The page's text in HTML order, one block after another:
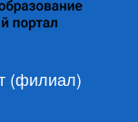
(филиал)